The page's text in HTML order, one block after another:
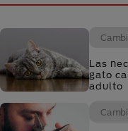
Las
gato
adulto